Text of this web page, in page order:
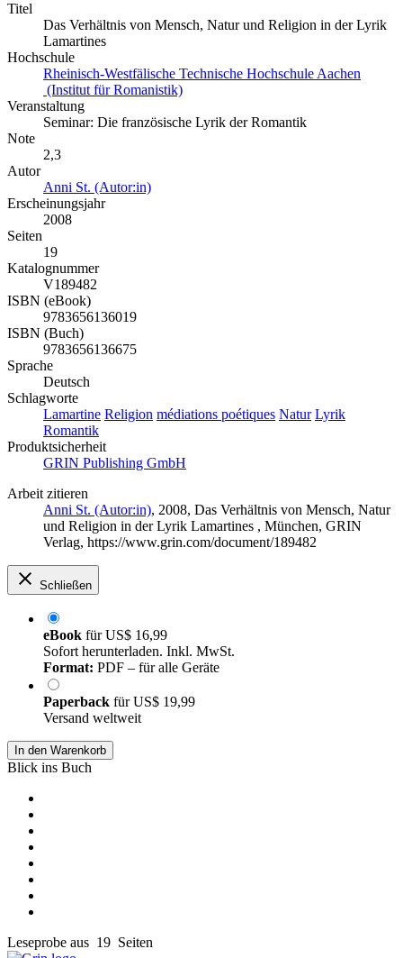
Titel
Das Verhältnis von Mensch, Natur und Religion in der Lyrik
Lamartines
Hochschule
Rheinisch-Westfälische Technische Hochschule Aachen
(Institut für Romanistik)
Veranstaltung
Seminar: Die französische Lyrik der Romantik
Note
2,3
Autor
Anni St. (Autor:in)
Erscheinungsjahr
2008
Seiten
19
Katalognummer
V189482
ISBN (eBook)
9783656136019
ISBN (Buch)
9783656136675
Sprache
Deutsch
Schlagworte
Lamartine Religion médiations poétiques Natur Lyrik
Romantik
Produktsicherheit
GRIN Publishing GmbH
Arbeit zitieren
Anni St. (Autor:in), 2008, Das Verhältnis von Mensch, Natur
und Religion in der Lyrik Lamartines , München, GRIN
Verlag, https://www.grin.com/document/189482
Schließen
eBook fürUS$ 16,99
Sofort herunterladen. Inkl. MwSt.
Format: PDF – für alle Geräte
Paperback fürUS$ 19,99
Versand weltweit
In den Warenkorb
Blick ins Buch
Leseprobe aus 19 Seiten